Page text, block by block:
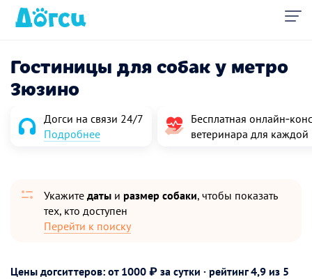
Гостиницы для собак у метро
Зюзино
Догси на связи 24/7
Подробнее
Бесплатная
ветеринара для
Укажите даты и размер собаки, чтобы показать
тех, кто доступен
Перейти к поиску
Цены догситтеров: от 1000 ₽ за сутки · рейтинг4,9 из 5